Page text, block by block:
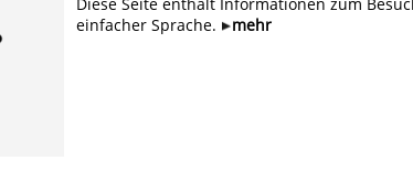
einfacher Sprache.
mehr